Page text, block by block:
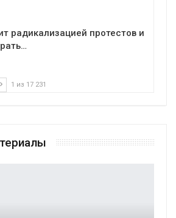
радикализацией протестов и
1 из 17 231